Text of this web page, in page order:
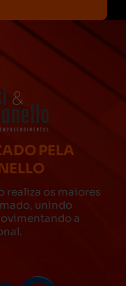
PELA
realiza os maiores
unindo
a